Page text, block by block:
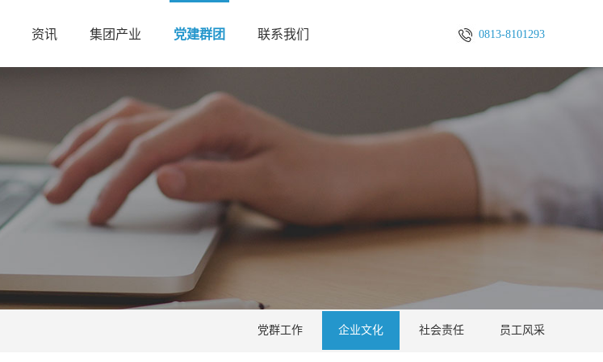
资讯 集团产业 党建群团 联系我们 0813-8101293
党群工作 企业文化 社会责任 员工风采